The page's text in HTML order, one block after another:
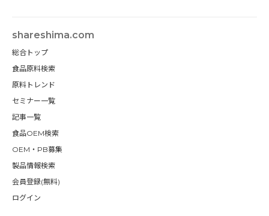
shareshima.com
総合トップ
食品原料検索
原料トレンド
セミナー一覧
記事一覧
食品OEM検索
OEM・PB募集
製品情報検索
会員登録(無料)
ログイン